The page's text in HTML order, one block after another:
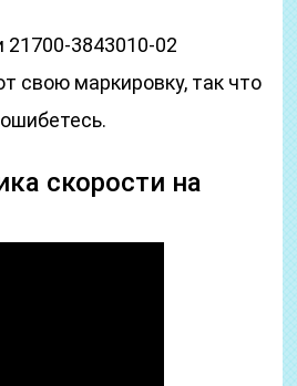
21700-3843010-02
свою маркировку, так что
скорости на